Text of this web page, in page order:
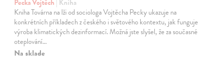
Pecka Vojtěch | Kniha
Kniha Továrna na lži od sociologa Vojtěcha Pecky ukazuje na
konkrétních příkladech z českého i světového kontextu, jak funguje
výroba klimatických dezinformací. Možná jste slyšel, že za současné
oteplování…
Na sklade